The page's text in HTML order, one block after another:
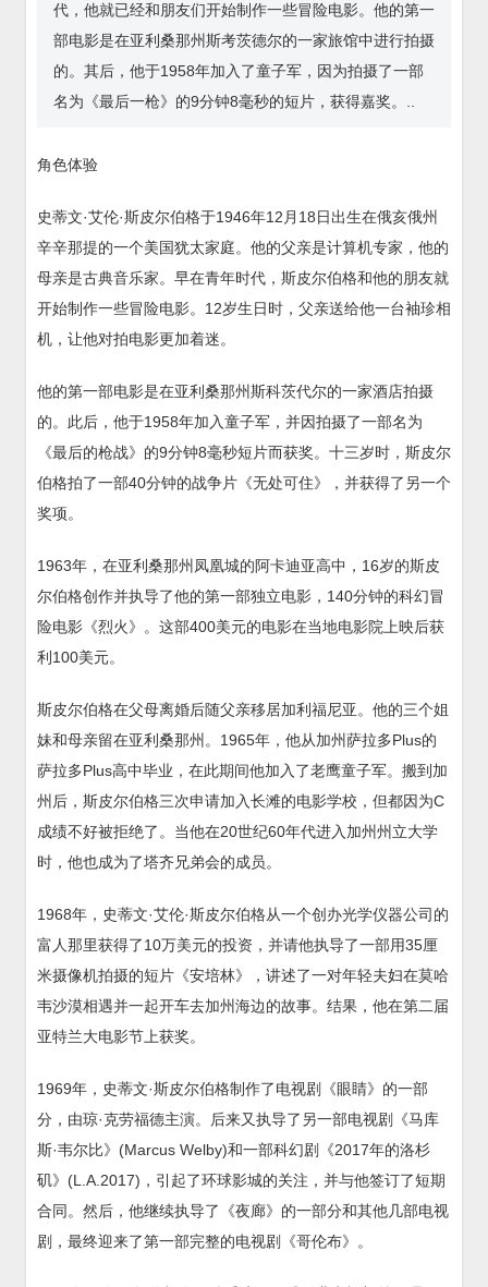
代，他就已经和朋友们开始制作一些冒险电影。他的第一
部电影是在亚利桑那州斯考茨德尔的一家旅馆中进行拍摄
的。其后，他于1958年加入了童子军，因为拍摄了一部
名为《最后一枪》的9分钟8毫秒的短片，获得嘉奖。..
角色体验
史蒂文·艾伦·斯皮尔伯格于1946年12月18日出生在俄亥俄州
辛辛那提的一个美国犹太家庭。他的父亲是计算机专家，他的
母亲是古典音乐家。早在青年时代，斯皮尔伯格和他的朋友就
开始制作一些冒险电影。12岁生日时，父亲送给他一台袖珍相
机，让他对拍电影更加着迷。
他的第一部电影是在亚利桑那州斯科茨代尔的一家酒店拍摄
的。此后，他于1958年加入童子军，并因拍摄了一部名为
《最后的枪战》的9分钟8毫秒短片而获奖。十三岁时，斯皮尔
伯格拍了一部40分钟的战争片《无处可住》，并获得了另一个
奖项。
1963年，在亚利桑那州凤凰城的阿卡迪亚高中，16岁的斯皮
尔伯格创作并执导了他的第一部独立电影，140分钟的科幻冒
险电影《烈火》。这部400美元的电影在当地电影院上映后获
利100美元。
斯皮尔伯格在父母离婚后随父亲移居加利福尼亚。他的三个姐
妹和母亲留在亚利桑那州。1965年，他从加州萨拉多Plus的
萨拉多Plus高中毕业，在此期间他加入了老鹰童子军。搬到加
州后，斯皮尔伯格三次申请加入长滩的电影学校，但都因为C
成绩不好被拒绝了。当他在20世纪60年代进入加州州立大学
时，他也成为了塔齐兄弟会的成员。
1968年，史蒂文·艾伦·斯皮尔伯格从一个创办光学仪器公司的
富人那里获得了10万美元的投资，并请他执导了一部用35厘
米摄像机拍摄的短片《安培林》，讲述了一对年轻夫妇在莫哈
韦沙漠相遇并一起开车去加州海边的故事。结果，他在第二届
亚特兰大电影节上获奖。
1969年，史蒂文·斯皮尔伯格制作了电视剧《眼睛》的一部
分，由琼·克劳福德主演。后来又执导了另一部电视剧《马库
斯·韦尔比》(Marcus Welby)和一部科幻剧《2017年的洛杉
矶》(L.A.2017)，引起了环球影城的关注，并与他签订了短期
合同。然后，他继续执导了《夜廊》的一部分和其他几部电视
剧，最终迎来了第一部完整的电视剧《哥伦布》。